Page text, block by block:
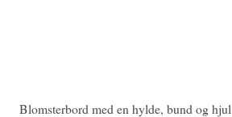
Blomsterbord med en hylde, bund og hjul